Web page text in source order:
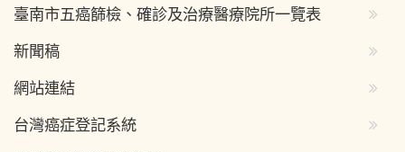
臺南市五癌篩檢、確診及治療醫療院所一覽表
新聞稿
網站連結
台灣癌症登記系統